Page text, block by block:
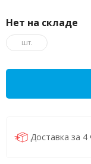
Нет на складе
шт.
Доставка за 4